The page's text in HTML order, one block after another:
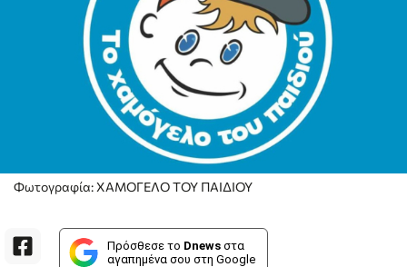
Φωτογραφία: ΧΑΜΟΓΕΛΟ ΤΟΥ ΠΑΙΔΙΟΥ
Πρόσθεσε το Dnews στα
αγαπημένα σου στη Google